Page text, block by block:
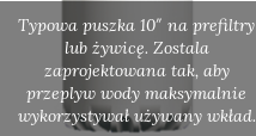
Typowa puszka 10″ na prefiltry
lub żywicę. Zostala
zaprojektowana tak, aby
przeplyw wody maksymalnie
wykorzystywał używany wkład.